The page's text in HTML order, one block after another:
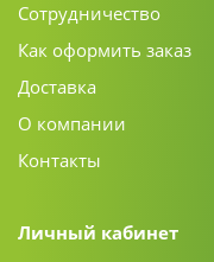
Сотрудничество
Как оформить заказ
Доставка
О компании
Контакты
Личный кабинет